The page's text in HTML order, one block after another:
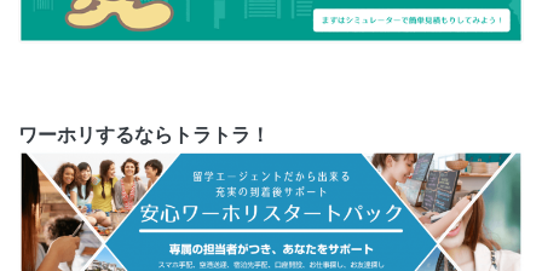
ワーホリするならトラトラ！